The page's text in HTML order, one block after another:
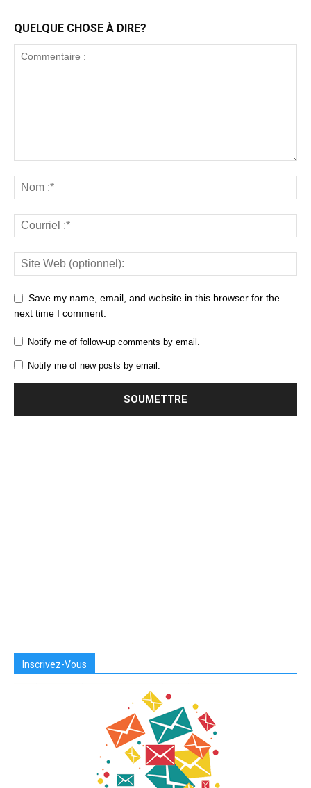
QUELQUE CHOSE À DIRE?
Save my name, email, and website in this browser for the
next time I comment.
Notify me of follow-up comments by email.
Notify me of new posts by email.
Inscrivez-Vous